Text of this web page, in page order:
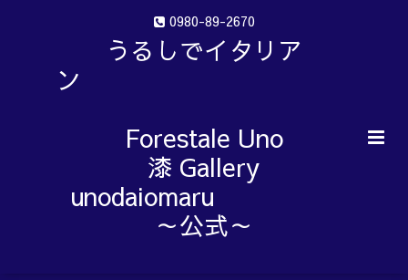
0980-89-2670
うるしでイタリア
ン
Forestale Uno
漆 Gallery
unodaiomaru
～公式～